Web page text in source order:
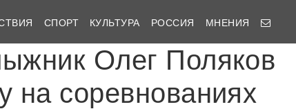
СПОРТ КУЛЬТУРА РОССИЯ МНЕНИЯ
Олег Поляков
на соревнованиях